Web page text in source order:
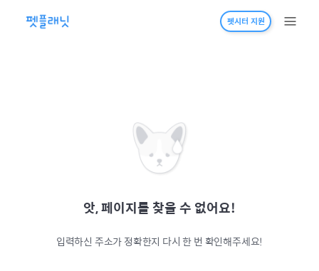
펫시터 지원
앗, 페이지를 찾을 수 없어요!
입력하신 주소가 정확한지 다시 한 번 확인해주세요!